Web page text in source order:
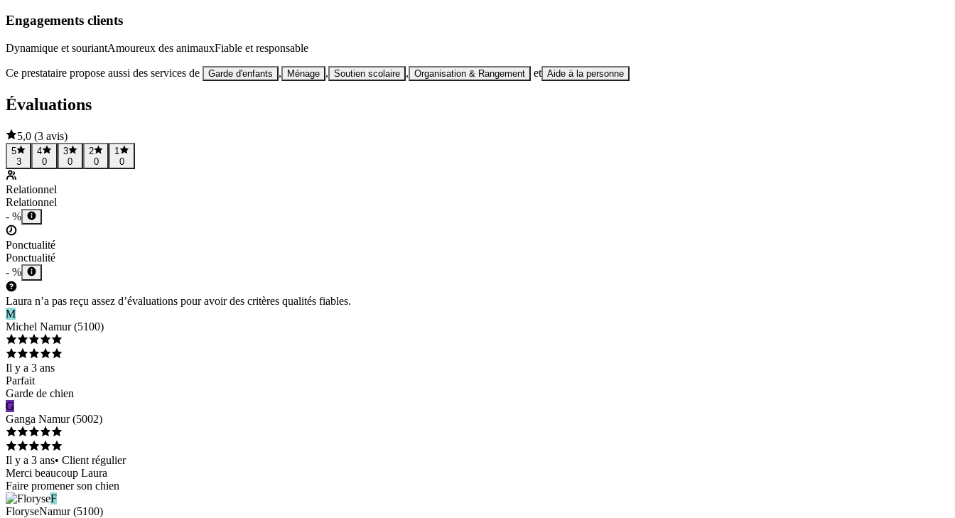
Engagements clients
Dynamique et souriantAmoureux des animauxFiable et responsable
Ce prestataire propose aussi des services de Garde d'enfants , Ménage , Soutien scolaire , Organisation & Rangement et Aide à la personne
Évaluations
5,0 (3 avis)
5
3
4
0
3
0
2
0
1
0
Relationnel
Relationnel
- %
Ponctualité
Ponctualité
- %
Laura n’a pas reçu assez d’évaluations pour avoir des critères qualités fiables.
M
Michel Namur(5100)
Il y a 3 ans
Parfait
Garde de chien
G
Ganga Namur(5002)
Il y a 3 ans• Client régulier
Merci beaucoup Laura
Faire promener son chien
F
FloryseNamur(5100)